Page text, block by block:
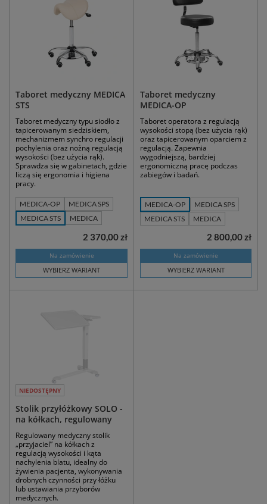
Taboret medyczny MEDICA
STS
Taboret medyczny typu siodło z
tapicerowanym siedziskiem,
mechanizmem synchro regulacji
pochylenia oraz nożną regulacją
wysokości (bez użycia rąk).
Sprawdza się w gabinetach, gdzie
liczą się ergonomia i higiena
pracy.
MEDICA-OP
MEDICA SPS
MEDICA STS
MEDICA
Na zamówienie
WYBIERZ WARIANT
2 370,00 zł
Taboret medyczny
MEDICA-OP
Taboret operatora z regulacją
wysokości stopą (bez użycia rąk)
oraz tapicerowanym oparciem z
regulacją. Zapewnia
wygodniejszą, bardziej
ergonomiczną pracę podczas
zabiegów i badań.
MEDICA-OP
MEDICA SPS
MEDICA STS
MEDICA
Na zamówienie
WYBIERZ WARIANT
2 800,00 zł
NIEDOSTĘPNY
Stolik przyłóżkowy SOLO -
na kółkach, regulowany
Regulowany medyczny stolik
„przyjaciel” na kółkach z
regulacją wysokości i kąta
nachylenia blatu, idealny do
żywienia pacjenta, wykonywania
drobnych czynności przy łóżku
lub ustawiania przyborów
medycznych.